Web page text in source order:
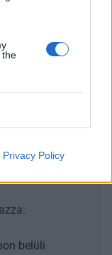
the
Privacy Policy
szinten
körül mozog
svájci frankért
belüli